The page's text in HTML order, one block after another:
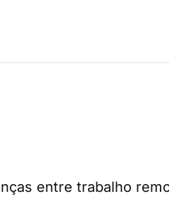
entre trabalho